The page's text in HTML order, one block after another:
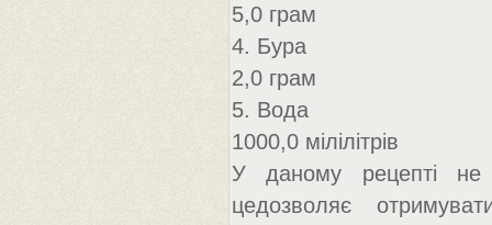
5,0 грам
4. Бура
2,0 грам
5. Вода
1000,0 мілілітрів
У даному рецепті не
цедозволяє